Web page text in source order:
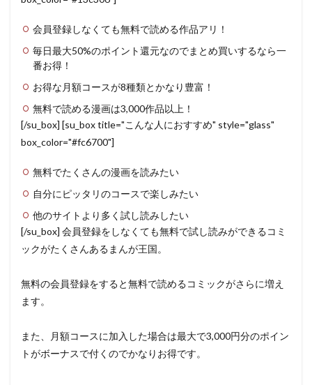
会員登録しなくても無料で読める作品アリ！
毎日最大50%のポイント還元なのでまとめ買いするなら一
番お得！
お得な月額コースが8種類とかなり豊富！
無料で読める漫画は3,000作品以上！
[/su_box] [su_box title="こんな人におすすめ" style="glass"
box_color="#fc6700"]
無料でたくさんの漫画を読みたい
自分にピッタリのコースで楽しみたい
他のサイトより多く試し読みしたい
[/su_box] 会員登録をしなくても無料で試し読みができるコミ
ックがたくさんあるまんが王国。
無料の会員登録をすると無料で読めるコミックがさらに増え
ます。
また、月額コースに加入した場合は最大で3,000円分のポイン
トがボーナスで付くのでかなりお得です。